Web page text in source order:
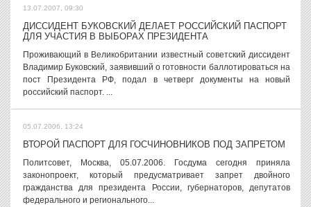
13.07.2007, 09:30
ДИССИДЕНТ БУКОВСКИЙ ДЕЛАЕТ РОССИЙСКИЙ ПАСПОРТ
ДЛЯ УЧАСТИЯ В ВЫБОРАХ ПРЕЗИДЕНТА
Проживающий в Великобритании известный советский диссидент
Владимир Буковский, заявивший о готовности баллотироваться на
пост Президента РФ, подал в четверг документы на новый
российский паспорт. ...
05.07.2006, 13:24
ВТОРОЙ ПАСПОРТ ДЛЯ ГОСЧИНОВНИКОВ ПОД ЗАПРЕТОМ
Политсовет, Москва, 05.07.2006. Госдума сегодня приняла
законопроект, который предусматривает запрет двойного
гражданства для президента России, губернаторов, депутатов
федерального и регионального...